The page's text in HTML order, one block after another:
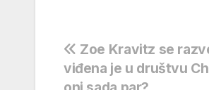
Navigacija
objava
Zoe Kravitz se
viđena je u društvu